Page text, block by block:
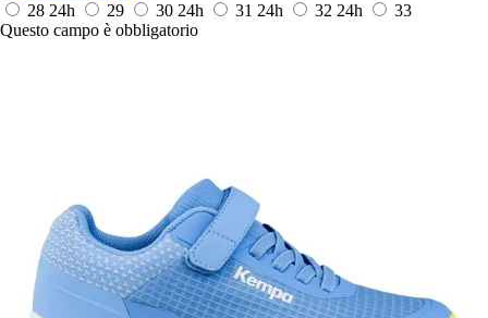
28 24h 29 30 24h 31 24h 32 24h
33
Questo campo è obbligatorio